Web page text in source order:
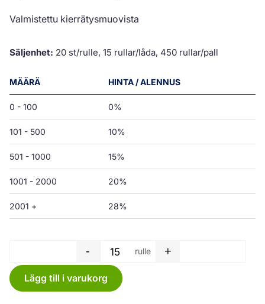
Valmistettu kierrätysmuovista
Säljenhet: 20 st/rulle, 15 rullar/låda, 450 rullar/pall
MÄÄRÄ HINTA / ALENNUS
0 - 100 0%
101 - 500 10%
501 - 1000 15%
1001 - 2000 20%
2001 + 28%
Sopsäck rulle - 75 L - 650 x
- rulle +
Lägg till i varukorg